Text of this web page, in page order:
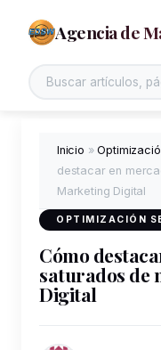
Agencia de
Buscar en el sitio
Inicio »
destacar en
Marketing Digital
OPTIMIZACIÓN
Cómo
saturados de
Digital